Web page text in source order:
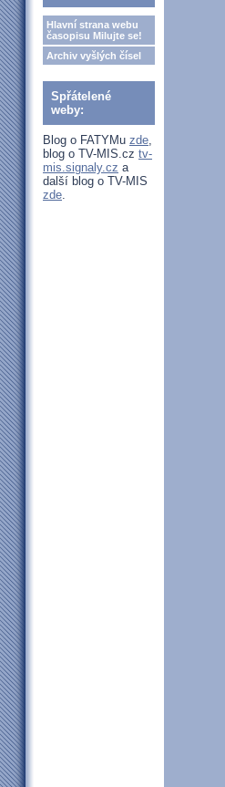
Hlavní strana webu
časopisu Milujte se!
Archiv vyšlých čísel
Spřátelené
weby:
Blog o FATYMu zde,
blog o TV-MIS.cz tv-
mis.signaly.cz a
další blog o TV-MIS
zde.